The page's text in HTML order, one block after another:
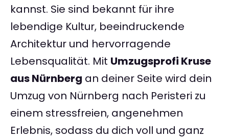
kannst. Sie sind bekannt für ihre
lebendige Kultur, beeindruckende
Architektur und hervorragende
Lebensqualität. Mit Umzugsprofi Kruse
aus Nürnberg an deiner Seite wird dein
Umzug von Nürnberg nach Peristeri zu
einem stressfreien, angenehmen
Erlebnis, sodass du dich voll und ganz